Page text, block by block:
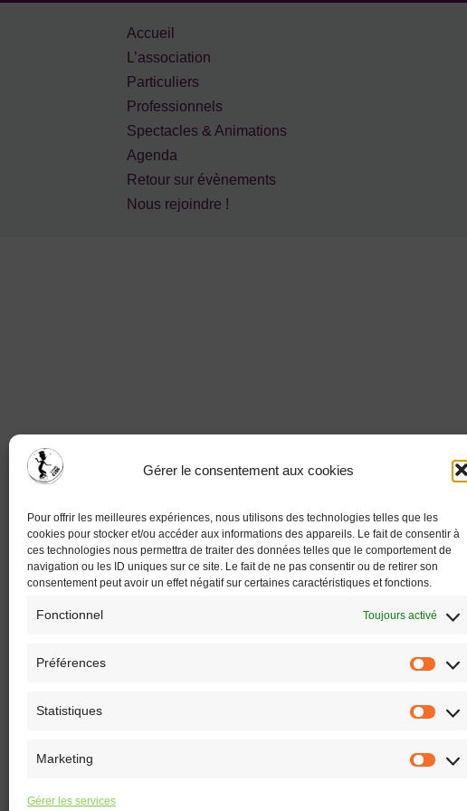
Gérer le consentement aux cookies
Pour offrir les meilleures expériences, nous utilisons des technologies telles que les
cookies pour stocker et/ou accéder aux informations des appareils. Le fait de consentir à
ces technologies nous permettra de traiter des données telles que le comportement de
navigation ou les ID uniques sur ce site. Le fait de ne pas consentir ou de retirer son
consentement peut avoir un effet négatif sur certaines caractéristiques et fonctions.
Fonctionnel Toujours activé
Préférences
Statistiques
Marketing
Gérer les services
Accueil
L’association
Particuliers
Professionnels
Spectacles & Animations
Agenda
Retour sur évènements
Nous rejoindre !